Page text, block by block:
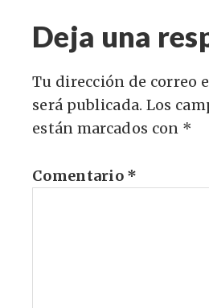
Deja una
Tu dirección de correo
será publicada. Los
están marcados con *
Comentario *